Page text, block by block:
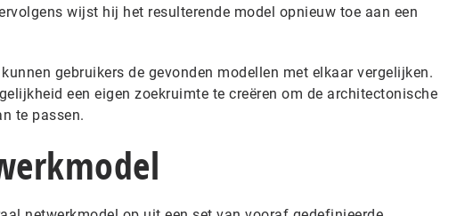
wijst hij het resulterende model opnieuw toe aan een
gebruikers de gevonden modellen met elkaar vergelijken.
een eigen zoekruimte te creëren om de architectonische
te passen.